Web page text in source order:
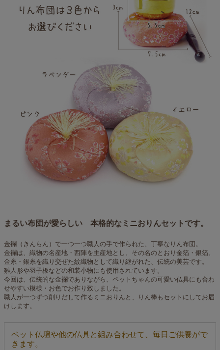
まるい布団が愛らしい 本格的なミニおりんセットです。
金襴（きんらん）で一つ一つ職人の手で作られた、丁寧なりん布団。
金襴は、織物の名産地・西陣を主産地とし、その名のとおり金箔・銀箔、
金糸・銀糸を織り交ぜた紋織物として織り継がれた、伝統の美芸です。
雛人形や羽子板などの和装小物にも使用されています。
今回は、伝統的な金襴でありながら、ペットちゃんの可愛い仏具にも合わ
せやすい模様・お色でお作り致しました。
職人が一つずつ削りだして作るミニおりんと、りん棒もセットにしてお届
けします。
ペット仏壇や他の仏具と組み合わせて、毎日ご供養がで
きます。